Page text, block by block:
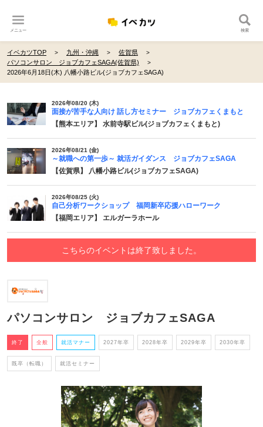
メニュー 検索
イベカツTOP 九州・沖縄
佐賀県
パソコンサロン ジョブカフェSAGA(佐賀県)
2026年6月18日(木) 八幡小路ビル(ジョブカフェSAGA)
2026年08/20 (木)
面接が苦手な人向け 話し方セミナー ジョブカフェくまもと
【熊本エリア】 水前寺駅ビル(ジョブカフェくまもと)
2026年08/21 (金)
～就職への第一歩～ 就活ガイダンス ジョブカフェSAGA
【佐賀県】 八幡小路ビル(ジョブカフェSAGA)
2026年08/25 (火)
自己分析ワークショップ 福岡新卒応援ハローワーク
【福岡エリア】 エルガーラホール
こちらのイベントは終了致しました。
パソコンサロン ジョブカフェSAGA
終了 全般 就活マナー 2027年卒 2028年卒 2029年卒 2030年卒
既卒（転職） 就活セミナー